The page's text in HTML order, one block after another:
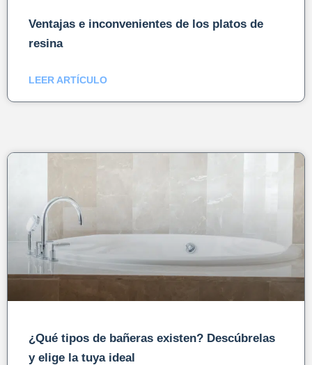
Ventajas e inconvenientes de los platos de
resina
LEER ARTÍCULO
¿Qué tipos de bañeras existen? Descúbrelas
y elige la tuya ideal